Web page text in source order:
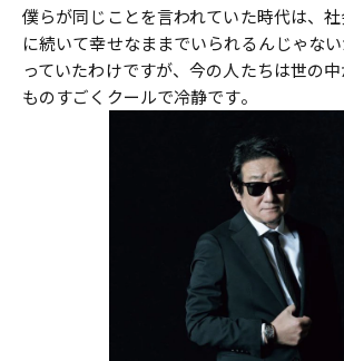
僕らが同じことを言われていた時代は、
に続いて幸せなままでいられるんじゃな
っていたわけですが、今の人たちは世の中
ものすごくクールで冷静です。